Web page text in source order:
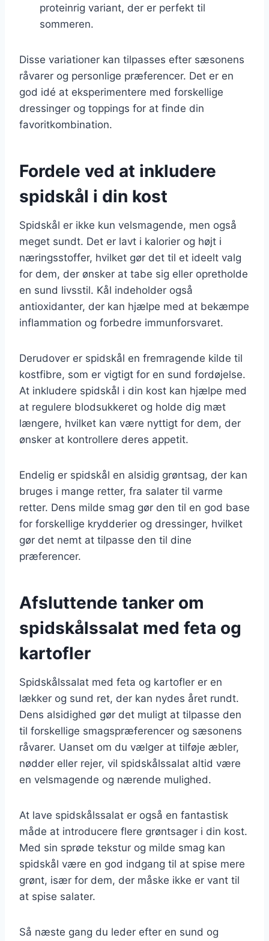
proteinrig variant, der er perfekt til
sommeren.
Disse variationer kan tilpasses efter sæsonens
råvarer og personlige præferencer. Det er en
god idé at eksperimentere med forskellige
dressinger og toppings for at finde din
favoritkombination.
Fordele ved at inkludere
spidskål i din kost
Spidskål er ikke kun velsmagende, men også
meget sundt. Det er lavt i kalorier og højt i
næringsstoffer, hvilket gør det til et ideelt valg
for dem, der ønsker at tabe sig eller opretholde
en sund livsstil. Kål indeholder også
antioxidanter, der kan hjælpe med at bekæmpe
inflammation og forbedre immunforsvaret.
Derudover er spidskål en fremragende kilde til
kostfibre, som er vigtigt for en sund fordøjelse.
At inkludere spidskål i din kost kan hjælpe med
at regulere blodsukkeret og holde dig mæt
længere, hvilket kan være nyttigt for dem, der
ønsker at kontrollere deres appetit.
Endelig er spidskål en alsidig grøntsag, der kan
bruges i mange retter, fra salater til varme
retter. Dens milde smag gør den til en god base
for forskellige krydderier og dressinger, hvilket
gør det nemt at tilpasse den til dine
præferencer.
Afsluttende tanker om
spidskålssalat med feta og
kartofler
Spidskålssalat med feta og kartofler er en
lækker og sund ret, der kan nydes året rundt.
Dens alsidighed gør det muligt at tilpasse den
til forskellige smagspræferencer og sæsonens
råvarer. Uanset om du vælger at tilføje æbler,
nødder eller rejer, vil spidskålssalat altid være
en velsmagende og nærende mulighed.
At lave spidskålssalat er også en fantastisk
måde at introducere flere grøntsager i din kost.
Med sin sprøde tekstur og milde smag kan
spidskål være en god indgang til at spise mere
grønt, især for dem, der måske ikke er vant til
at spise salater.
Så næste gang du leder efter en sund og